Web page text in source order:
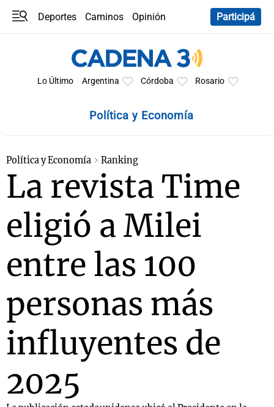
Deportes Caminos
Opinión
Participá
Lo Último Argentina Córdoba Rosario
Política y Economía
Política y Economía Ranking
La revista Time
eligió a Milei
entre las 100
personas más
influyentes de
2025